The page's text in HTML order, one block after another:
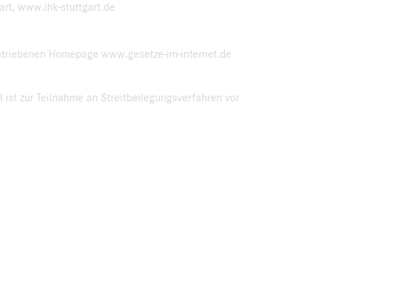
www.ihk-stuttgart.de
Homepage www.gesetze-im-internet.de
ist zur Teilnahme an Streitbeilegungsverfahren vor